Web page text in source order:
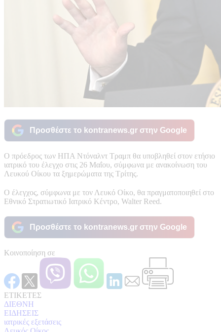
Προσθέστε το kontranews.gr στην Google
Ο πρόεδρος των ΗΠΑ Ντόναλντ Τραμπ θα υποβληθεί στον ετήσιο
ιατρικό του έλεγχο στις 26 Μαΐου, σύμφωνα με ανακοίνωση του
Λευκού Οίκου τα ξημερώματα της Τρίτης.
Ο έλεγχος, σύμφωνα με τον Λευκό Οίκο, θα πραγματοποιηθεί στο
Εθνικό Στρατιωτικό Ιατρικό Κέντρο, Walter Reed.
Προσθέστε το kontranews.gr στην Google
Κοινοποίηση σε
ΕΤΙΚΕΤΕΣ
ΔΙΕΘΝΗ
ΕΙΔΗΣΕΙΣ
ιατρικές εξετάσεις